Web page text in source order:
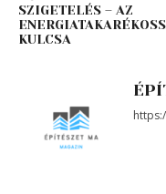
SZIGETELÉS – AZ
KULCSA